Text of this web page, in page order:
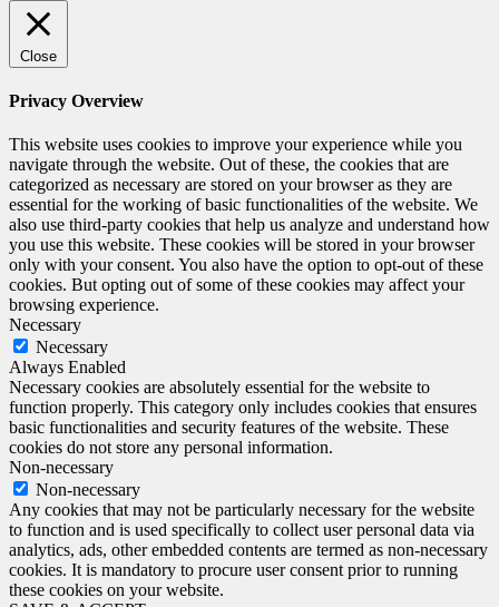
Close
Privacy Overview
This website uses cookies to improve your experience while you
navigate through the website. Out of these, the cookies that are
categorized as necessary are stored on your browser as they are
essential for the working of basic functionalities of the website. We
also use third-party cookies that help us analyze and understand how
you use this website. These cookies will be stored in your browser
only with your consent. You also have the option to opt-out of these
cookies. But opting out of some of these cookies may affect your
browsing experience.
Necessary
Necessary
Always Enabled
Necessary cookies are absolutely essential for the website to
function properly. This category only includes cookies that ensures
basic functionalities and security features of the website. These
cookies do not store any personal information.
Non-necessary
Non-necessary
Any cookies that may not be particularly necessary for the website
to function and is used specifically to collect user personal data via
analytics, ads, other embedded contents are termed as non-necessary
cookies. It is mandatory to procure user consent prior to running
these cookies on your website.